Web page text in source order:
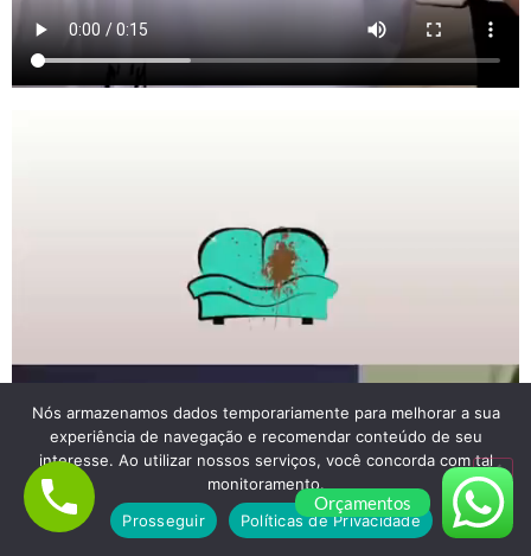
Orçamentos
Nós armazenamos dados temporariamente para melhorar a sua
experiência de navegação e recomendar conteúdo de seu
interesse. Ao utilizar nossos serviços, você concorda com tal
monitoramento.
Prosseguir
Políticas de Privacidade